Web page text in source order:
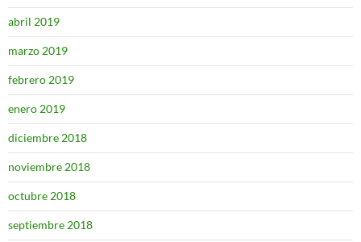
abril 2019
marzo 2019
febrero 2019
enero 2019
diciembre 2018
noviembre 2018
octubre 2018
septiembre 2018